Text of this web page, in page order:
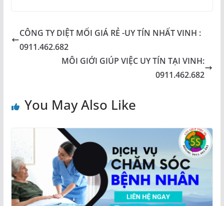
CÔNG TY DIỆT MỐI GIÁ RẺ -UY TÍN NHẤT VINH :
0911.462.682
MÔI GIỚI GIÚP VIỆC UY TÍN TẠI VINH:
0911.462.682
You May Also Like